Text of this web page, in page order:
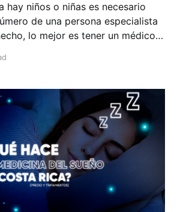
hay niños o niñas es necesario
de una persona especialista